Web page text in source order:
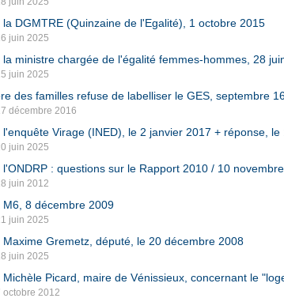
DGMTRE (Quinzaine de l'Egalité), 1 octobre 2015
juin 2025
ministre chargée de l'égalité femmes-hommes, 28
juin 2025
des familles refuse de labelliser le GES, septembre
décembre 2016
Virage (INED), le 2 janvier 2017 + réponse, le
juin 2025
: questions sur le Rapport 2010 / 10 novembre
juin 2012
M6, 8 décembre 2009
juin 2025
Gremetz, député, le 20 décembre 2008
juin 2025
Picard, maire de Vénissieux, concernant le
octobre 2012